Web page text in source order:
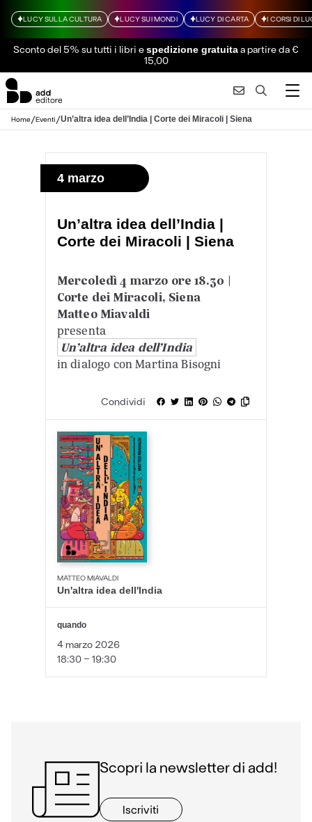
LUCY SULLA CULTURA LUCY SUI MONDI LUCY DI CARTA I CORSI DI
Sconto del 5% su tutti i libri espedizione gratuitaa partire da €
15,00
Home/Eventi/Un’altra idea dell’India | Corte dei Miracoli | Siena
4 marzo
Un’altra idea dell’India |
Corte dei Miracoli | Siena
Mercoledì 4 marzo ore 18.30 |
Corte dei Miracoli, Siena
Matteo Miavaldi
presenta
Un’altra idea dell’India
in dialogo con Martina Bisogni
Condividi
MATTEO MIAVALDI
Un'altra idea dell'India
quando
4 marzo 2026
18:30 - 19:30
Scopri la newsletter di add!
Iscriviti